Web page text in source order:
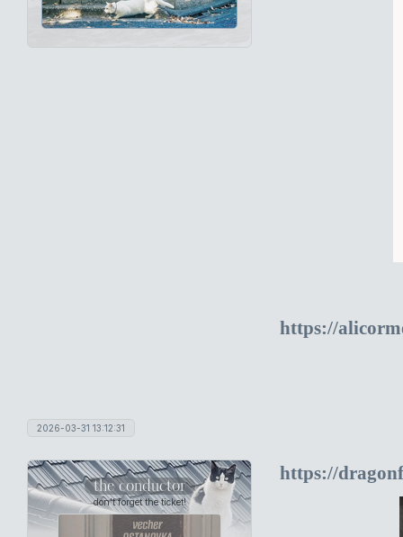
https://
2026-03-31 13:12:31
the conductor
don't forget the ticket!
https://